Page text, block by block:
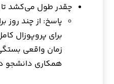
چقدر طول می‌کشد تا
پاسخ: از چند روز
برای پروپوزال
زمان واقعی
همکاری دانشجو